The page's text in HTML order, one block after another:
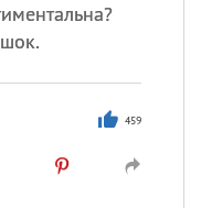
459